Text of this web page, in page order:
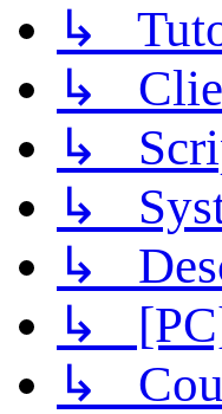
↳
↳
↳
↳
↳
↳ [PC]
↳